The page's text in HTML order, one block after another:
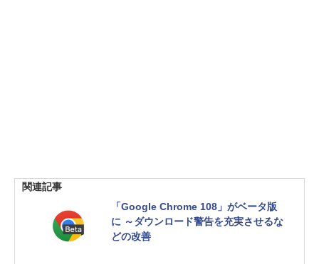
関連記事
「Google Chrome 108」がベータ版
に ～ダウンロード警告を充実させるな
どの改善